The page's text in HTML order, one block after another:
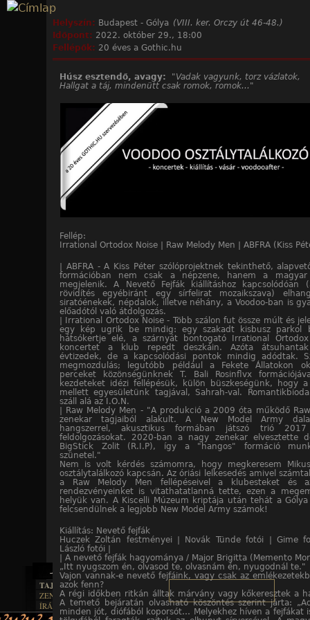
Helyszín: Budapest - Gólya (VIII. ker. Orczy út 46-48.)
Időpont: 2022. október 29., 18:00
Fellépők: 20 éves a Gothic.hu
Húsz esztendő, avagy:
"Vadak vagyunk, torz vázlatok,
Hallgat a táj, mindenütt csak romok, romok..."
Fellép:
Irrational Ortodox Noise | Raw Melody Men | ABFRA (Kiss
| ABFRA - A Kiss Péter szólóprojektnek tekinthető,
formációban nem csak a népzene, hanem a
megjelenik. A Nevető Fejfák kiállításhoz kapcsolódóan
rövidítés egyébiránt egy sírfelirat mozaikszava)
siratóénekek, népdalok, illetve néhány, a Voodoo-ban is
előadótól való átdolgozás.
| Irrational Ortodox Noise - Több szálon fut össze múlt és
egy kép ugrik be mindig: egy szakadt kisbusz parkol
hátsókertje elé, a szárnyát bontogató Irrational
koncertet a klub repedt deszkáin. Azóta
évtizedek, de a kapcsolódási pontok mindig adódtak.
megmozdulás; legutóbb például a Fekete Állatokon
perceket közönségünknek T. Bali Rosinflvx
kezdeteket idézi fellépésük, külön büszkeségünk, hogy
mellett egyesületünk tagjával, Sahrah-val.
száll alá az I.O.N.
| Raw Melody Men - "A produkció a 2009 óta működő
zenekar tagjaiból alakult. A New Model Army
hangszerrel, akusztikus formában játszó trió
feldolgozásokat. 2020-ban a nagy zenekar elvesztette
BigStick Zolit (R.I.P), így a "hangos" formáció
szünetel."
Nem is volt kérdés számomra, hogy megkeresem
osztálytalálkozó kapcsán. Az óriási lelkesedés amivel
a Raw Melody Men fellépéseivel a klubesteket és
rendezvényeinket is vitathatatlanná tette, ezen a
helyük van. A Kiscelli Múzeum kriptája után tehát a
felcsendülnek a legjobb New Model Army számok!
Kiállítás: Nevető fejfák
Huczek Zoltán festményei | Novák Tünde fotói | Gime
László fotói |
| A nevető fejfák hagyománya / Major Brigitta (Memento
„Itt nyugszom én, olvasod te, olvasnám én, nyugodnál te."
Vajon vannak-e nevető fejfáink, vagy csak az
azok fenn?
A régi időkben ritkán álltak márvány vagy kőkeresztek a
A temető bejáratán olvasható köszöntés szerint járta:
minden jót, diófából koporsót… Melyekhez híven a fejfákat
TAJTÉKOS LAPOK
ZENE
EGYÜTTESEK
ÍRÁSOK
BOSZORKÁNYKONYHA